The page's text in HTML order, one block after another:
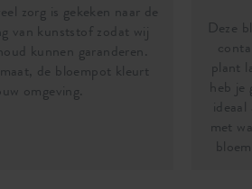
zorg is gekeken naar de
van kunststof zodat wij
kunnen garanderen.
de bloempot kleurt
omgeving.
Deze
plant
heb
met